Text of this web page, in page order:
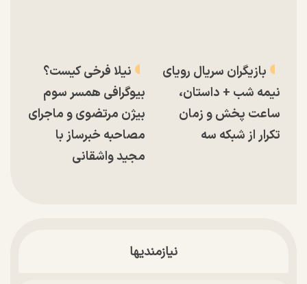
بازیگران سریال رویای
نیمه شب + داستان،
ساعت پخش و زمان
تکرار از شبکه سه
نیلا فرخی کیست؟
بیوگرافی همسر سوم
بیژن مرتضوی و ماجرای
مصاحبه خبرساز با
مجید واشقانی
نیازمندیها